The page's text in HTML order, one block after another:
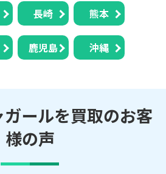
長崎 熊本
鹿児島 沖縄
ールを買取のお客
様の声